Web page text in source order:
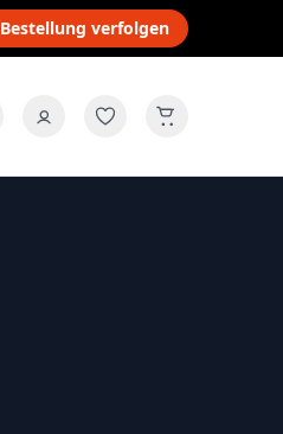
Bestellung verfolgen